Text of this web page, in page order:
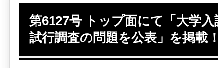
第6127号 トップ面にて「大学
試行調査の問題を公表」を掲載